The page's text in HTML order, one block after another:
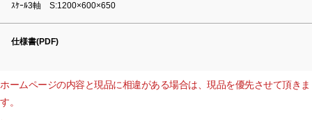
ｽｹｰﾙ3軸 S:1200×600×650
仕様書(PDF)
ホームページの内容と現品に相違がある場合は、現品を優先させて頂きま
す。